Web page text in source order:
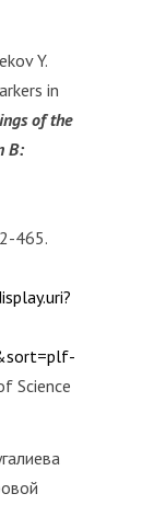
Y.
in
of the
B:
465.
Science